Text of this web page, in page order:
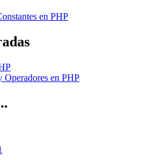
en PHP
Operadores en PHP